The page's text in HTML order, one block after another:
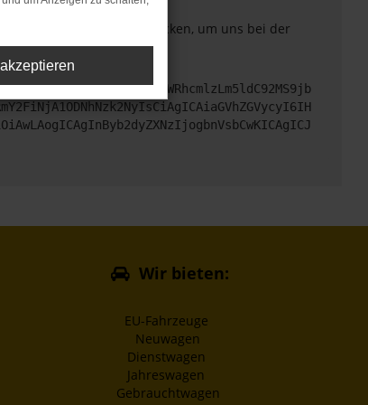
uns diesen Text schicken, um uns bei der
Wir bieten:
EU-Fahrzeuge
Neuwagen
Dienstwagen
Jahreswagen
Gebrauchtwagen